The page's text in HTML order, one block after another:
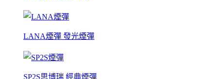
LANA煙彈 發光煙彈
SP2S思博瑞 經典煙彈